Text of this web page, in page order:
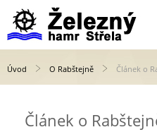
Úvod O Rabštejně Článek o
Článek o